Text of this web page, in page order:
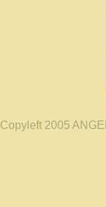
Copyleft 2005